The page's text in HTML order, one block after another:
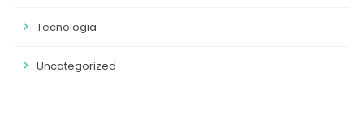
Tecnologia
Uncategorized